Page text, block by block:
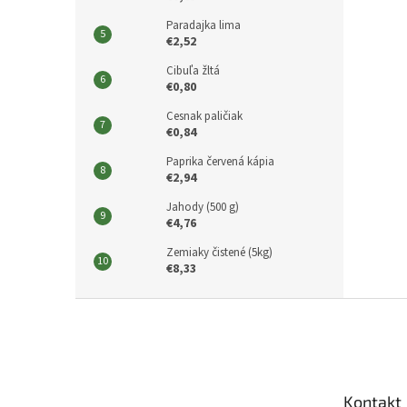
Paradajka lima
€2,52
Cibuľa žltá
€0,80
Cesnak paličiak
€0,84
Paprika červená kápia
€2,94
Jahody (500 g)
€4,76
Zemiaky čistené (5kg)
€8,33
Kontakt